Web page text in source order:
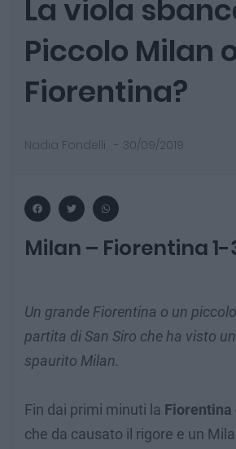
La viola
Piccolo Milan
Fiorentina?
Nadia Fondelli - 30/09/2019
Milan – Fiorentina 1-
Un grande Fiorentina o un
partita di San Siro che ha visto
spaurito Milan.
Fin dai primi minuti la Fiorentina
che da causato il rigore e un